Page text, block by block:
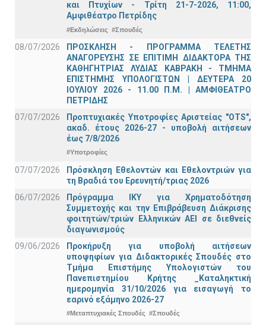
και Πτυχίων - Τρίτη 21-7-2026, 11:00,
Αμφιθέατρο Πετρίδης
#Εκδηλώσεις #Σπουδές
08/07/2026
ΠΡΟΣΚΛΗΣΗ - ΠΡΟΓΡΑΜΜΑ ΤΕΛΕΤΗΣ
ΑΝΑΓΟΡΕΥΣΗΣ ΣΕ ΕΠΙΤΙΜΗ ΔΙΔΑΚΤΟΡΑ ΤΗΣ
ΚΑΘΗΓΗΤΡΙΑΣ ΛΥΔΙΑΣ ΚΑΒΡΑΚΗ - ΤΜΗΜΑ
ΕΠΙΣΤΗΜΗΣ ΥΠΟΛΟΓΙΣΤΩΝ | ΔΕΥΤΕΡΑ 20
ΙΟΥΛΙΟΥ 2026 - 11.00 Π.Μ. | ΑΜΦΙΘΕΑΤΡΟ
ΠΕΤΡΙΔΗΣ
07/07/2026
Προπτυχιακές Υποτροφίες Αριστείας "OTS",
ακαδ. έτους 2026-27 - υποβολή αιτήσεων
έως 7/8/2026
#Υποτροφίες
07/07/2026
Πρόσκληση Εθελοντών και Εθελοντριών για
τη Βραδιά του Ερευνητή/τριας 2026
06/07/2026
Πρόγραμμα ΙΚΥ για Χρηματοδότηση
Συμμετοχής και την Επιβράβευση Διάκρισης
φοιτητών/τριών Ελληνικών ΑΕΙ σε διεθνείς
διαγωνισμούς
09/06/2026
Προκήρυξη για υποβολή αιτήσεων
υποψηφίων για Διδακτορικές Σπουδές στο
Τμήμα Eπιστήμης Υπολογιστών του
Πανεπιστημίου Κρήτης _Καταληκτική
ημερομηνία 31/10/2026 για εισαγωγή το
εαρινό εξάμηνο 2026-27
#Μεταπτυχιακές Σπουδές #Σπουδές